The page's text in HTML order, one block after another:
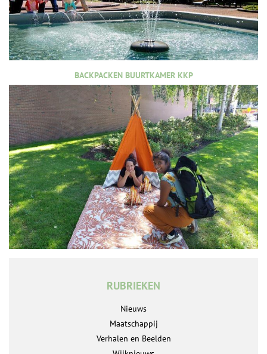
BACKPACKEN BUURTKAMER KKP
RUBRIEKEN
Nieuws
Maatschappij
Verhalen en Beelden